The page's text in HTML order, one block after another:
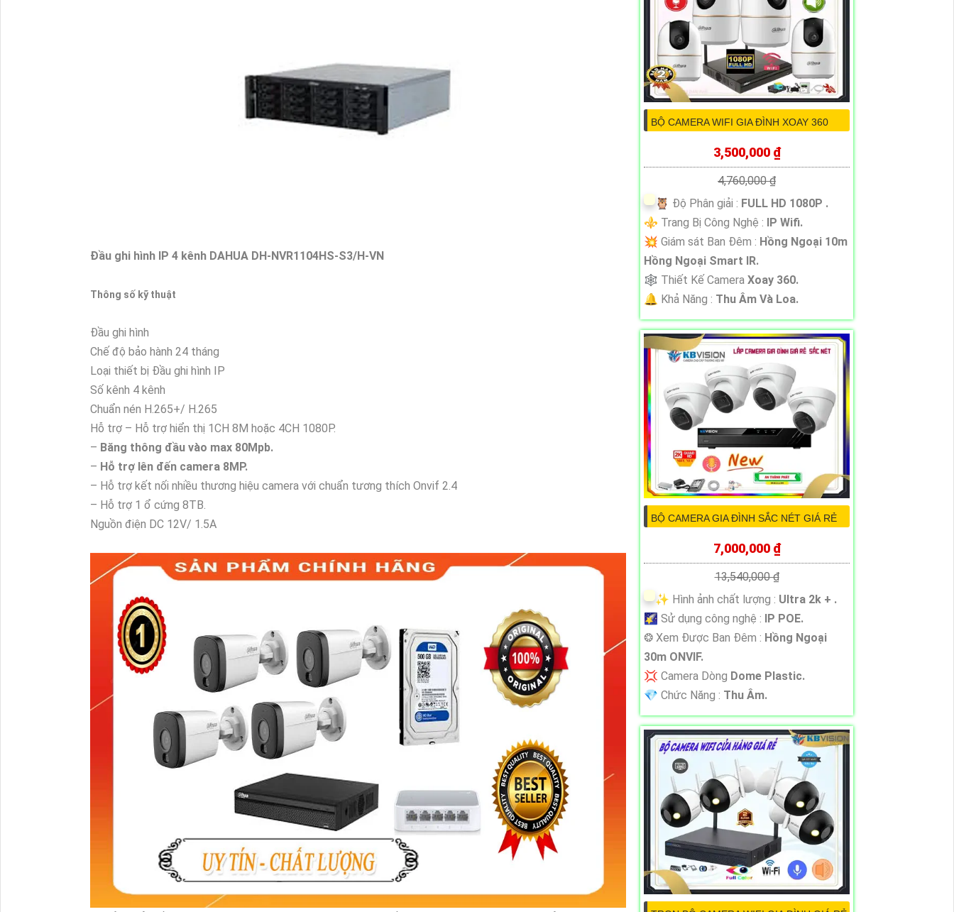
Đầu ghi hình IP 4 kênh DAHUA DH-NVR1104HS-S3/H-VN
Thông số kỹ thuật
Đầu ghi hình
Chế độ bảo hành 24 tháng
Loại thiết bị Đầu ghi hình IP
Số kênh 4 kênh
Chuẩn nén H.265+/ H.265
Hỗ trợ – Hỗ trợ hiển thị 1CH 8M hoặc 4CH 1080P.
– Băng thông đầu vào max 80Mpb.
– Hỗ trợ lên đến camera 8MP.
– Hỗ trợ kết nối nhiều thương hiệu camera với chuẩn tương thích Onvif 2.4
– Hỗ trợ 1 ổ cứng 8TB.
Nguồn điện DC 12V/ 1.5A
BỘ CAMERA WIFI GIA ĐÌNH XOAY 360
3,500,000 ₫
4,760,000 ₫
🦉 Độ Phân giải : FULL HD 1080P .
⚜️ Trang Bị Công Nghệ :
IP Wifi.
💥 Giám sát Ban Đêm : Hồng Ngoại 10m
Hồng Ngoại Smart IR.
🕸️ Thiết Kế Camera Xoay 360.
️🔔 Khả Năng : Thu Âm Và Loa.
BỘ CAMERA GIA ĐÌNH SẮC NÉT GIÁ RẺ
7,000,000 ₫
13,540,000 ₫
✨ Hình ảnh chất lượng : Ultra 2k + .
🌠 Sử dụng công nghệ :
IP POE.
❂ Xem Được Ban Đêm : Hồng Ngoại
30m ONVIF.
💢 Camera Dòng Dome Plastic.
️💎 Chức Năng : Thu Âm.